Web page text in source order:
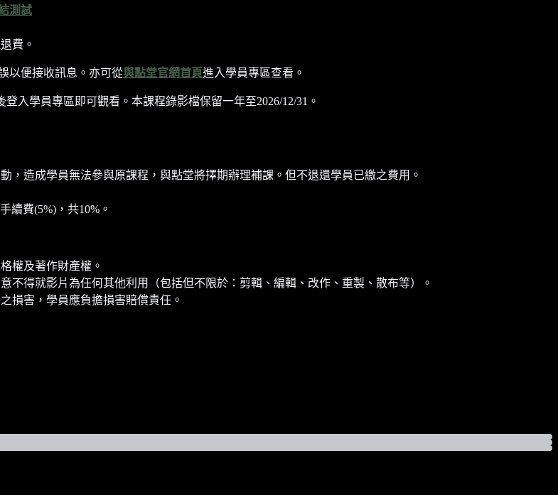
測試
費。
以便接收訊息。亦可從與點堂官網首頁進入學員專區查看。
入學員專區即可觀看。本課程錄影檔保留一年至2026/12/31。
造成學員無法參與原課程，與點堂將擇期辦理補課。但不退還學員已繳之費用。
續費(5%)，共10%。
權及著作財產權。
得就影片為任何其他利用（包括但不限於：剪輯、編輯、改作、重製、散布等）。
損害，學員應負擔損害賠償責任。